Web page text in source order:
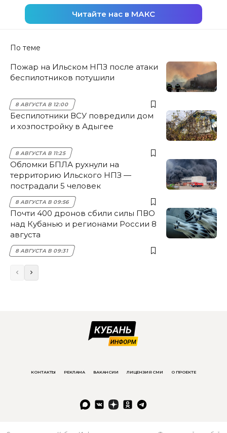
Читайте нас в МАКС
По теме
Пожар на Ильском НПЗ после атаки
беспилотников потушили
8 АВГУСТА В 12:00
Беспилотники ВСУ повредили дом
и хозпостройку в Адыгее
8 АВГУСТА В 11:25
Обломки БПЛА рухнули на
территорию Ильского НПЗ —
пострадали 5 человек
8 АВГУСТА В 09:56
Почти 400 дронов сбили силы ПВО
над Кубанью и регионами России 8
августа
8 АВГУСТА В 09:31
КОНТАКТЫ РЕКЛАМА ВАКАНСИИ ЛИЦЕНЗИЯ СМИ О ПРОЕКТЕ